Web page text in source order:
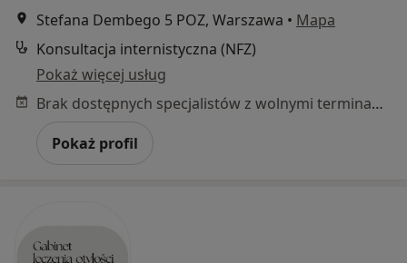
Stefana Dembego 5 POZ, Warszawa • Mapa
Konsultacja internistyczna (NFZ)
Pokaż więcej usług
Brak dostępnych specjalistów z wolnymi terminami w tym centrum medycznym.
Pokaż profil